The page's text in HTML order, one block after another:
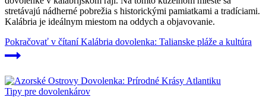
stretávajú nádherné pobrežia s historickými pamiatkami a tradíciami.
Kalábria je ideálnym miestom na oddych a objavovanie.
Pokračovať v čítaníKalábria dovolenka: Talianske pláže a kultúra
Tipy pre dovolenkárov